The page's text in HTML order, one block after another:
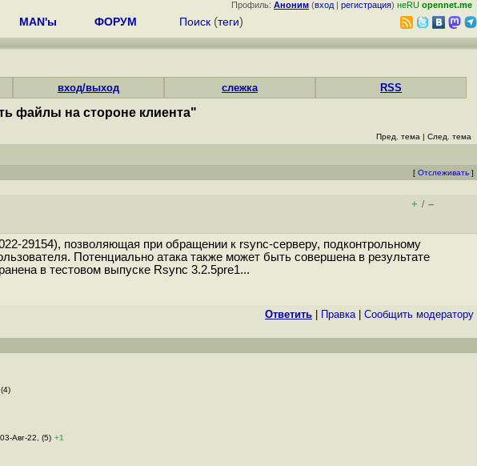
Профиль: Аноним (вход | регистрация) неRU opennet.me
MAN'ы ФОРУМ Поиск (теги)
вход/выход слежка RSS
файлы на стороне клиента"
Пред. тема | След. тема
[ Отслеживать ]
+ / –
29154), позволяющая при обращении к rsync-серверу, подконтрольному
Потенциально атака также может быть совершена в результате
в тестовом выпуске Rsync 3.2.5pre1...
Ответить Правка| Cообщить модератору
Авг-22, (5) +1